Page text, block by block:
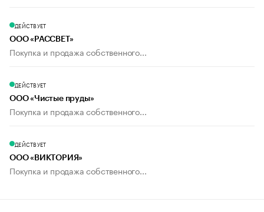
ДЕЙСТВУЕТ
ООО «РАССВЕТ»
Покупка и продажа собственного...
ДЕЙСТВУЕТ
ООО «Чистые пруды»
Покупка и продажа собственного...
ДЕЙСТВУЕТ
ООО «ВИКТОРИЯ»
Покупка и продажа собственного...